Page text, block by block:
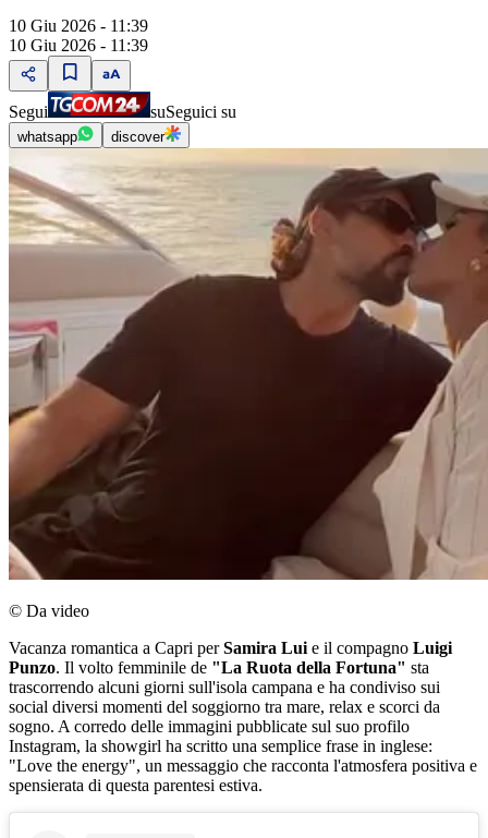
10 Giu 2026 - 11:39
10 Giu 2026 - 11:39
Segui suSeguici su
whatsapp discover
© Da video
Vacanza romantica a Capri perSamira Lui e il compagno Luigi
Punzo. Il volto femminile de "La Ruota della Fortuna" sta
trascorrendo alcuni giorni sull'isola campana e ha condiviso sui
social diversi momenti del soggiorno tra mare, relax e scorci da
sogno. A corredo delle immagini pubblicate sul suo profilo
Instagram, la showgirl ha scritto una semplice frase in inglese:
"Love the energy", un messaggio che racconta l'atmosfera positiva e
spensierata di questa parentesi estiva.